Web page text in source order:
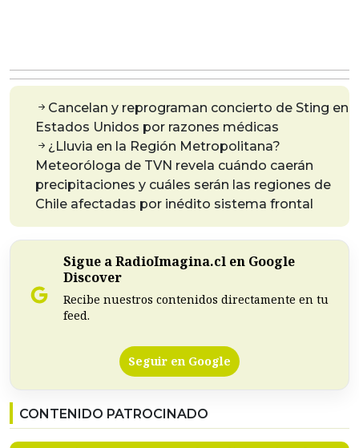
Cancelan y reprograman concierto de Sting en
Estados Unidos por razones médicas
¿Lluvia en la Región Metropolitana?
Meteoróloga de TVN revela cuándo caerán
precipitaciones y cuáles serán las regiones de
Chile afectadas por inédito sistema frontal
Sigue a RadioImagina.cl en Google
Discover
Recibe nuestros contenidos directamente en tu
feed.
Seguir en Google
CONTENIDO PATROCINADO